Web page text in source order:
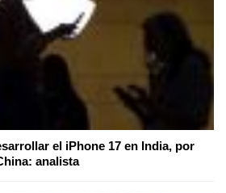
el iPhone 17 en India, por
analista